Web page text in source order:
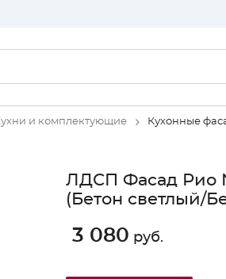
и комплектующие Кухонные
ЛДСП Фасад Рио
(Бетон светлый/
3 080 руб.